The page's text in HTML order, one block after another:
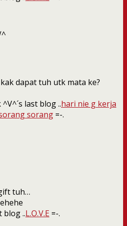
dapat tuh utk mata ke?
last blog ..hari nie g kerja
sorang =-.
tuh…
blog ..L.O.V.E =-.